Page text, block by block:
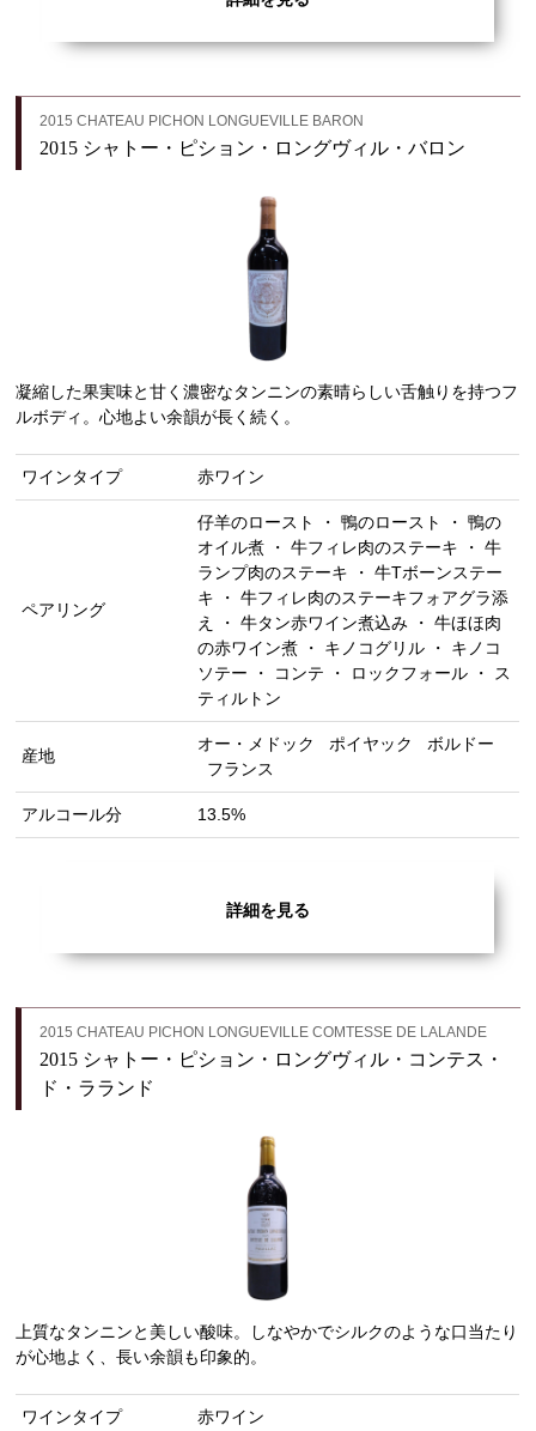
2015 CHATEAU PICHON LONGUEVILLE BARON
2015 シャトー・ピション・ロングヴィル・バロン
凝縮した果実味と甘く濃密なタンニンの素晴らしい舌触りを持つフ
ルボディ。心地よい余韻が長く続く。
ワインタイプ 赤ワイン
ペアリング
仔羊のロースト ・ 鴨のロースト ・ 鴨の
オイル煮 ・ 牛フィレ肉のステーキ ・ 牛
ランプ肉のステーキ ・ 牛Tボーンステー
キ ・ 牛フィレ肉のステーキフォアグラ添
え ・ 牛タン赤ワイン煮込み ・ 牛ほほ肉
の赤ワイン煮 ・ キノコグリル ・ キノコ
ソテー ・ コンテ ・ ロックフォール ・ ス
ティルトン
産地
オー・メドック ポイヤック
ボルドー
フランス
アルコール分 13.5%
詳細を見る
2015 CHATEAU PICHON LONGUEVILLE COMTESSE DE LALANDE
2015 シャトー・ピション・ロングヴィル・コンテス・
ド・ラランド
上質なタンニンと美しい酸味。しなやかでシルクのような口当たり
が心地よく、長い余韻も印象的。
ワインタイプ 赤ワイン